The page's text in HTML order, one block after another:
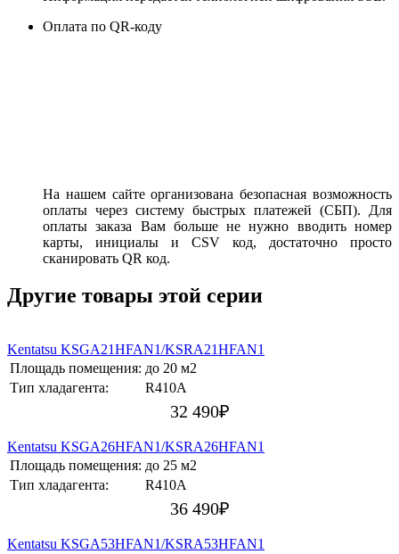
Оплата по QR-коду
На нашем сайте организована безопасная возможность
оплаты через систему быстрых платежей (СБП). Для
оплаты заказа Вам больше не нужно вводить номер
карты, инициалы и CSV код, достаточно просто
сканировать QR код.
Другие товары этой серии
Kentatsu KSGA21HFAN1/KSRA21HFAN1
Площадь помещения: до 20 м2
Тип хладагента:
R410A
32 490₽
Kentatsu KSGA26HFAN1/KSRA26HFAN1
Площадь помещения: до 25 м2
Тип хладагента:
R410A
36 490₽
Kentatsu KSGA53HFAN1/KSRA53HFAN1